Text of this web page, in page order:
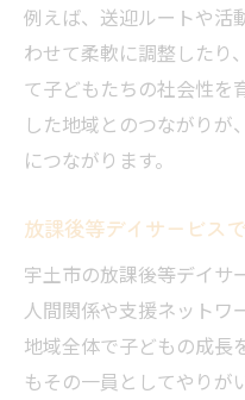
例えば、送迎ルートや活
わせて柔軟に調整したり
て子どもたちの社会性を
した地域とのつながりが
につながります。
放課後等デイサービス
宇土市の放課後等デイサ
人間関係や支援ネットワ
地域全体で子どもの成長
もその一員としてやりが